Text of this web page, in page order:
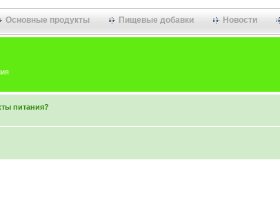
Основные продукты Пищевые добавки Новости
питания?